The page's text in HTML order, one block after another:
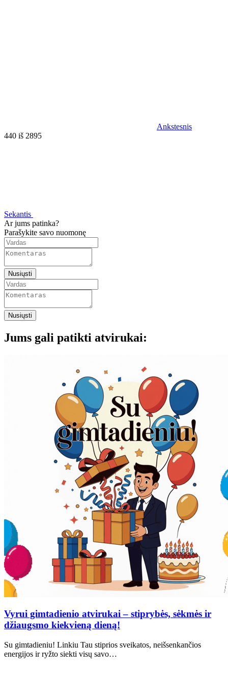
Ankstesnis
440 iš 2895
Sekantis
Ar jums patinka?
Parašykite savo nuomonę
Nusiųsti
Nusiųsti
Jums gali patikti atvirukai:
Vyrui gimtadienio atvirukai – stiprybės, sėkmės ir
džiaugsmo kiekvieną dieną!
Su gimtadieniu! Linkiu Tau stiprios sveikatos, neišsenkančios
energijos ir ryžto siekti visų savo…